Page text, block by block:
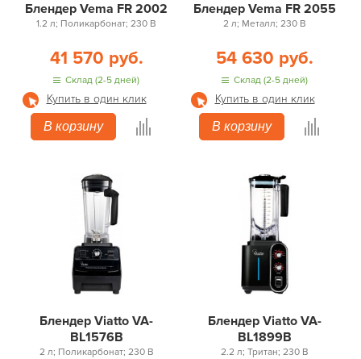
Блендер Vema FR 2002
1.2 л; Поликарбонат; 230 В
41 570 руб.
Склад (2-5 дней)
Купить в один клик
В корзину
Блендер Vema FR 2055
2 л; Металл; 230 В
54 630 руб.
Склад (2-5 дней)
Купить в один клик
В корзину
Блендер Viatto VA-
BL1576B
2 л; Поликарбонат; 230 В
Блендер Viatto VA-
BL1899B
2.2 л; Тритан; 230 В